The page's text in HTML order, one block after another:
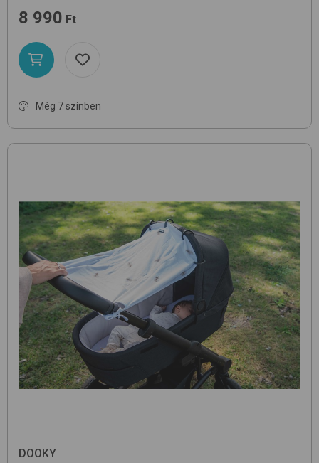
8 990 Ft
Még 7 színben
DOOKY